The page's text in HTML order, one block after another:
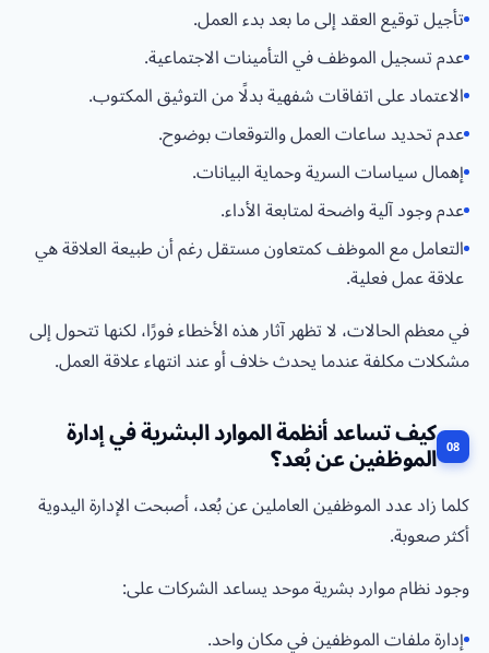
تأجيل توقيع العقد إلى ما بعد بدء العمل.
عدم تسجيل الموظف في التأمينات الاجتماعية.
الاعتماد على اتفاقات شفهية بدلًا من التوثيق المكتوب.
عدم تحديد ساعات العمل والتوقعات بوضوح.
إهمال سياسات السرية وحماية البيانات.
عدم وجود آلية واضحة لمتابعة الأداء.
التعامل مع الموظف كمتعاون مستقل رغم أن طبيعة العلاقة هي
علاقة عمل فعلية.
في معظم الحالات، لا تظهر آثار هذه الأخطاء فورًا، لكنها تتحول إلى
مشكلات مكلفة عندما يحدث خلاف أو عند انتهاء علاقة العمل.
كيف تساعد أنظمة الموارد البشرية في إدارة
الموظفين عن بُعد؟
كلما زاد عدد الموظفين العاملين عن بُعد، أصبحت الإدارة اليدوية
أكثر صعوبة.
وجود نظام موارد بشرية موحد يساعد الشركات على:
إدارة ملفات الموظفين في مكان واحد.